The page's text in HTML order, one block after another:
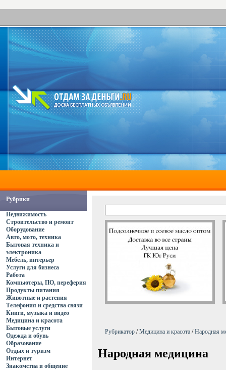
Рубрики
Недвижимость
Строительство и ремонт
Оборудование
Авто, мото, техника
Бытовая техника и
электроника
Мебель, интерьер
Услуги для бизнеса
Работа
Компьютеры, ПО, переферия
Продукты питания
Животные и растения
Телефония и средства связи
Книги, музыка и видео
Медицина и красота
Бытовые услуги
Одежда и обувь
Образование
Отдых и туризм
Интернет
Знакомства и общение
Рубрикатор /Медицина и красота /Народная
Народная медицина